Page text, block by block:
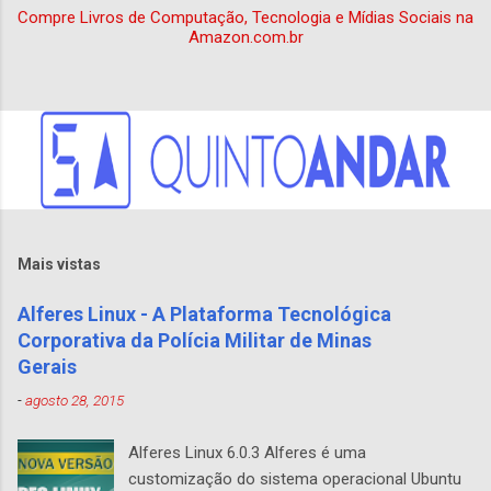
duas instâncias do Epoptes
reiniciar, desligar ou alterar configurações de
rede do computador. Implementação de tela
de ajuda dentro do sistema, com
informações sobre as principais
do MEC . Diversas melhorias no painel de
controle do LE6, incluindo ...
Compre Livros de Computação, Tecnologia e Mídias Sociais na
Amazon.com.br
Mais vistas
Alferes Linux - A Plataforma Tecnológica
Corporativa da Polícia Militar de Minas
Gerais
-agosto 28, 2015
Alferes Linux 6.0.3 Alferes é uma
customização do sistema operacional Ubuntu